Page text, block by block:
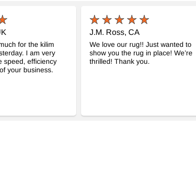
for the kilim
I am very
speed, efficiency
your business.
J.M. Ross, CA
We love our rug!! Just wanted to
show you the rug in place! We’re
thrilled! Thank you.